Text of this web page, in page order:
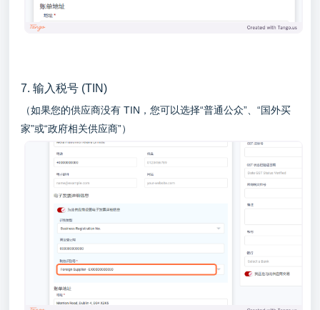
7. 输入税号 (TIN)
（如果您的供应商没有 TIN，您可以选择“普通公众”、“国外买
家”或“政府相关供应商”）